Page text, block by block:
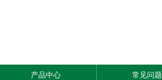
产品中心 常见问题